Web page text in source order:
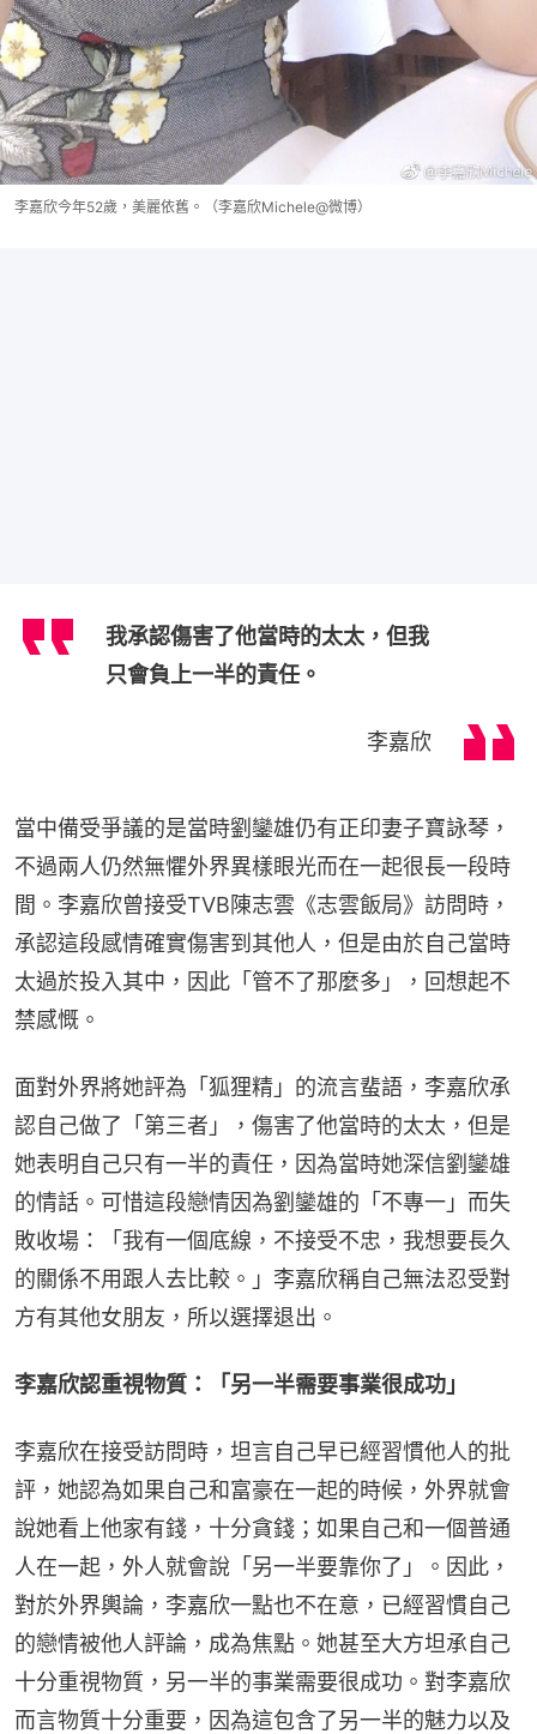
李嘉欣今年52歲，美麗依舊。（李嘉欣Michele@微博）
我承認傷害了他當時的太太，但我
只會負上一半的責任。
李嘉欣
當中備受爭議的是當時劉鑾雄仍有正印妻子寶詠琴，
不過兩人仍然無懼外界異樣眼光而在一起很長一段時
間。李嘉欣曾接受TVB陳志雲《志雲飯局》訪問時，
承認這段感情確實傷害到其他人，但是由於自己當時
太過於投入其中，因此「管不了那麼多」，回想起不
禁感慨。
面對外界將她評為「狐狸精」的流言蜚語，李嘉欣承
認自己做了「第三者」，傷害了他當時的太太，但是
她表明自己只有一半的責任，因為當時她深信劉鑾雄
的情話。可惜這段戀情因為劉鑾雄的「不專一」而失
敗收場：「我有一個底線，不接受不忠，我想要長久
的關係不用跟人去比較。」李嘉欣稱自己無法忍受對
方有其他女朋友，所以選擇退出。
李嘉欣認重視物質：「另一半需要事業很成功」
李嘉欣在接受訪問時，坦言自己早已經習慣他人的批
評，她認為如果自己和富豪在一起的時候，外界就會
說她看上他家有錢，十分貪錢；如果自己和一個普通
人在一起，外人就會說「另一半要靠你了」。因此，
對於外界輿論，李嘉欣一點也不在意，已經習慣自己
的戀情被他人評論，成為焦點。她甚至大方坦承自己
十分重視物質，另一半的事業需要很成功。對李嘉欣
而言物質十分重要，因為這包含了另一半的魅力以及